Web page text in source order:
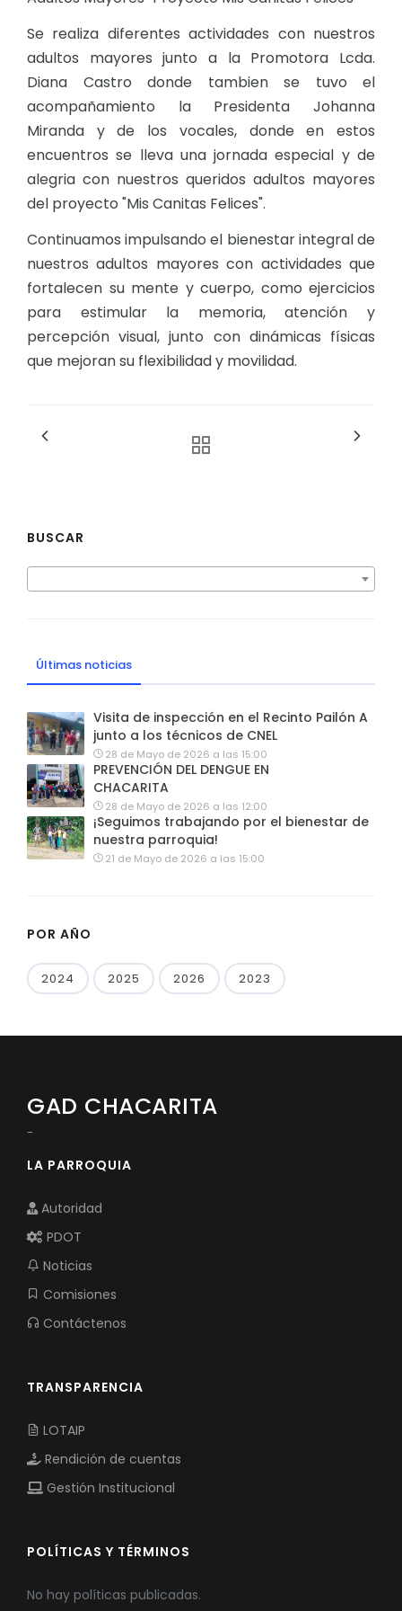
Se realiza diferentes actividades con nuestros
adultos mayores junto a la Promotora Lcda.
Diana Castro donde tambien se tuvo el
acompañamiento la Presidenta Johanna
Miranda y de los vocales, donde en estos
encuentros se lleva una jornada especial y de
alegria con nuestros queridos adultos mayores
del proyecto "Mis Canitas Felices".
Continuamos impulsando el bienestar integral de
nuestros adultos mayores con actividades que
fortalecen su mente y cuerpo, como ejercicios
para estimular la memoria, atención y
percepción visual, junto con dinámicas físicas
que mejoran su flexibilidad y movilidad.
BUSCAR
Últimas noticias
Visita de inspección en el Recinto Pailón A
junto a los técnicos de CNEL
28 de Mayo de 2026 a las 15:00
PREVENCIÓN DEL DENGUE EN
CHACARITA
28 de Mayo de 2026 a las 12:00
¡Seguimos trabajando por el bienestar de
nuestra parroquia!
21 de Mayo de 2026 a las 15:00
POR AÑO
2024 2025 2026 2023
GAD CHACARITA
-
LA PARROQUIA
Autoridad
PDOT
Noticias
Comisiones
Contáctenos
TRANSPARENCIA
LOTAIP
Rendición de cuentas
Gestión Institucional
POLÍTICAS Y TÉRMINOS
No hay políticas publicadas.